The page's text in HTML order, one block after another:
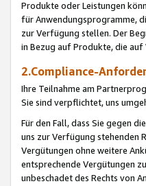
Produkte oder Leistungen
für Anwendungsprogramme,
zur Verfügung stellen. Der
in Bezug auf Produkte, die auf
2.Compliance-
Ihre Teilnahme am
Sie sind verpflichtet, uns
Für den Fall, dass Sie gegen
uns zur Verfügung stehenden
Vergütungen ohne weitere
entsprechende Vergütungen
unbeschadet des Rechts von